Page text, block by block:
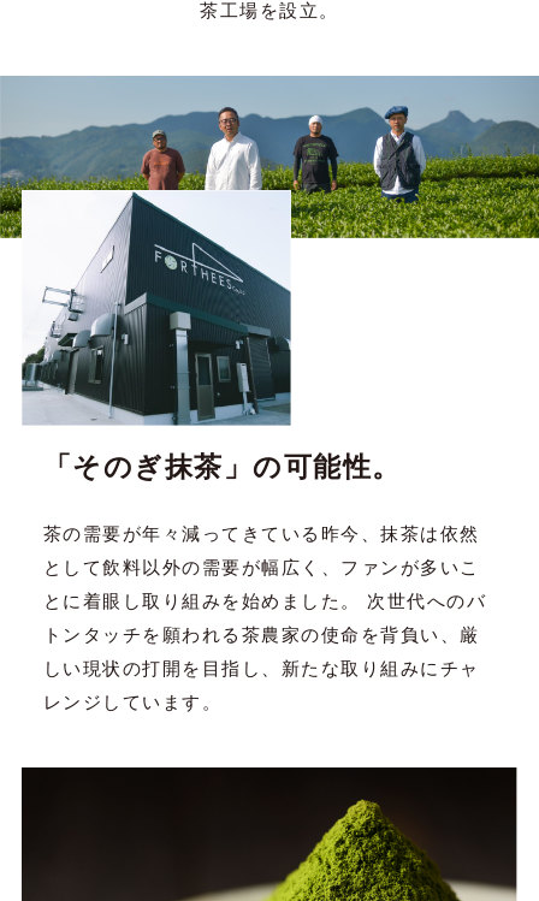
茶工場を設立。
「そのぎ抹茶」の可能性。
茶の需要が年々減ってきている昨今、抹茶は依然
として飲料以外の需要が幅広く、ファンが多いこ
とに着眼し取り組みを始めました。 次世代へのバ
トンタッチを願われる茶農家の使命を背負い、厳
しい現状の打開を目指し、新たな取り組みにチャ
レンジしています。